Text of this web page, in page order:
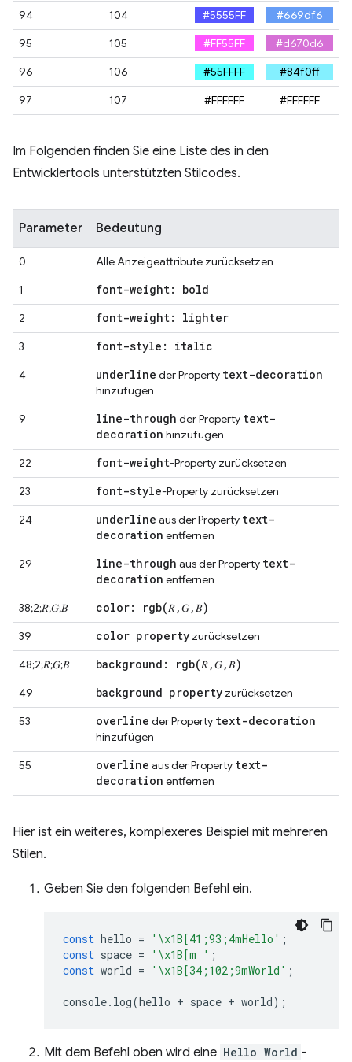
94
104 #5555FF
#669df6
95
105 #FF55FF
#d670d6
96
106 #55FFFF
#84f0ff
97
107 #FFFFFF #FFFFFF
Im Folgenden finden Sie eine Liste des in den
Entwicklertools unterstützten Stilcodes.
Parameter Bedeutung
0
Alle Anzeigeattribute zurücksetzen
1
font-weight: bold
2 font-weight: lighter
3 font-style: italic
4 underline der Property text-decoration
hinzufügen
9
line-through der Property text-
decoration hinzufügen
22
font-weight-Property zurücksetzen
23
font-style-Property zurücksetzen
24
underline aus der Property text-
decoration entfernen
29
line-through aus der Property text-
decoration entfernen
38;2;𝑅;𝐺;𝐵
color: rgb(𝑅,𝐺,𝐵)
39 color property zurücksetzen
48;2;𝑅;𝐺;𝐵
background: rgb(𝑅,𝐺,𝐵)
49 background property zurücksetzen
53
overline der Property text-decoration
hinzufügen
55
overline aus der Property text-
decoration entfernen
Hier ist ein weiteres, komplexeres Beispiel mit mehreren
Stilen.
Geben Sie den folgenden Befehl ein.
const hello = '\x1B[41;93;4mHello' ;
const space = '\x1B[m ' ;
const world = '\x1B[34;102;9mWorld' ;
console. log(hello + space + world);
Mit dem Befehl oben wird eine Hello World -